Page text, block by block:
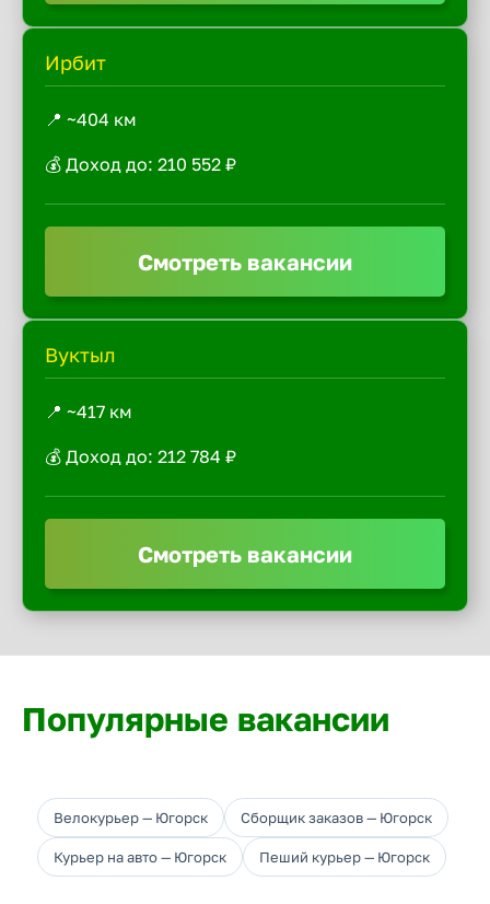
Ирбит
📍 ~404 км
💰 Доход до: 210 552 ₽
Смотреть вакансии
Вуктыл
📍 ~417 км
💰 Доход до: 212 784 ₽
Смотреть вакансии
Популярные вакансии
Велокурьер — Югорск Сборщик заказов — Югорск
Курьер на авто — Югорск Пеший курьер — Югорск